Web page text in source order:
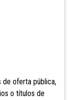
de oferta pública,
o títulos de